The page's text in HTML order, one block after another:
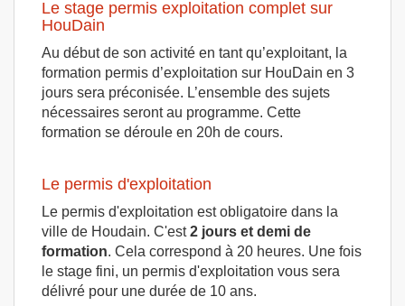
Le stage permis exploitation complet sur
HouDain
Au début de son activité en tant qu’exploitant, la
formation permis d’exploitation sur HouDain en 3
jours sera préconisée. L’ensemble des sujets
nécessaires seront au programme. Cette
formation se déroule en 20h de cours.
Le permis d'exploitation
Le permis d'exploitation est obligatoire dans la
ville de Houdain. C'est2 jours et demi de
formation. Cela correspond à 20 heures. Une fois
le stage fini, un permis d'exploitation vous sera
délivré pour une durée de 10 ans.